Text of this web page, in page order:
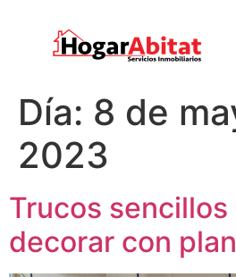
Día: 8 de
2023
Trucos sencillos
decorar con